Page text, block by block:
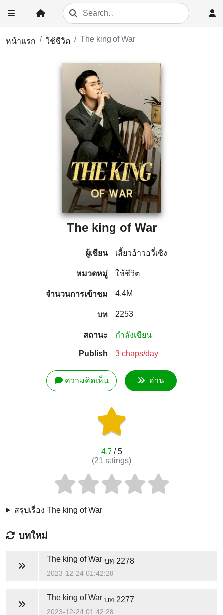
หน้าแรก ใช้ชีวิต The king of War
The king of War
ผู้เขียน เสี้ยวอ้าวอวี๋เซิง
หมวดหมู่ ใช้ชีวิต
จำนวนการเข้าชม 4.4M
บท 2253
สถานะ กำลังเขียน
Publish 3 chaps/day
ความคิดเห็น อ่าน
4.7/ 5
(21 ratings)
สรุปเรื่อง The king of War
บทใหม่
The king of Warบท 2278
2023-12-24 01:42:28
The king of Warบท 2277
2023-12-24 01:42:28